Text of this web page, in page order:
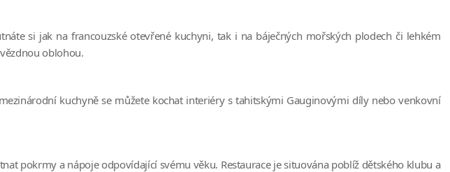
si jak na francouzské otevřené kuchyni, tak i na báječných mořských plodech či lehkém
oblohou.
kuchyně se můžete kochat interiéry s tahitskými Gauginovými díly nebo venkovní
pokrmy a nápoje odpovídající svému věku. Restaurace je situována poblíž dětského klubu a